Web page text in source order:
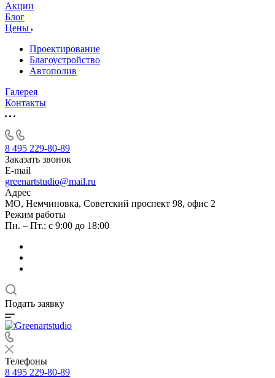
Акции
Блог
Цены
Проектирование
Благоустройство
Автополив
Галерея
Контакты
8 495 229-80-89
Заказать звонок
E-mail
greenartstudio@mail.ru
Адрес
МО, Немчиновка, Советский проспект 98, офис 2
Режим работы
Пн. – Пт.: с 9:00 до 18:00
Подать заявку
Телефоны
8 495 229-80-89